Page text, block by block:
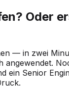
Oder
— in zwei
angewendet.
ein Senior